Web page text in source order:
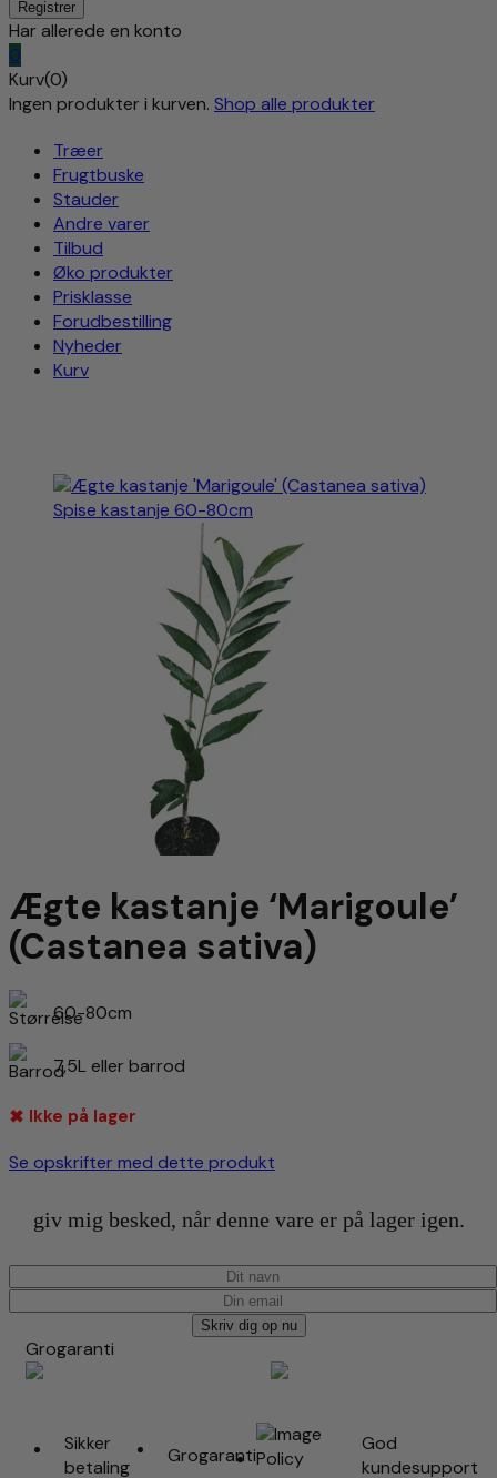
Har allerede en konto
0
Kurv(0)
Ingen produkter i kurven. Shop alle produkter
Træer
Frugtbuske
Stauder
Andre varer
Tilbud
Øko produkter
Prisklasse
Forudbestilling
Nyheder
Kurv
Ægte kastanje ‘Marigoule’
(Castanea sativa)
60-80cm
7,5L eller barrod
Ikke på lager
Se opskrifter med dette produkt
giv mig besked, når denne vare er på lager igen.
Skriv dig op nu
Grogaranti
Sikker
betaling
Grogaranti
God
kundesupport